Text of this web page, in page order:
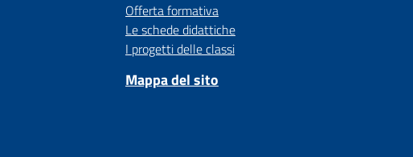
Offerta formativa
Le schede didattiche
I progetti delle classi
Mappa del sito